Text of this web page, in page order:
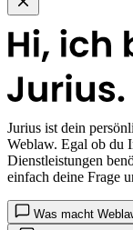
Jurius ist dein
Weblaw. Egal ob du
Dienstleistungen
einfach deine Frage
Was macht